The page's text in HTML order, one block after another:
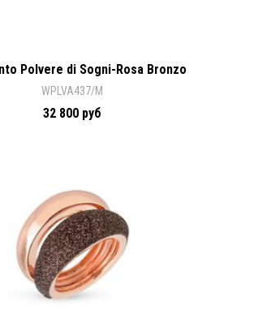
Polvere di Sogni-Rosa Bronzo
WPLVA437/M
32 800 руб